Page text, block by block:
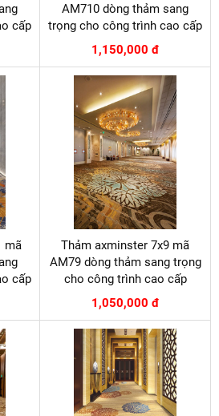
cấp
AM710 dòng thảm sang
trọng cho công trình cao cấp
1,150,000 đ
mã
cấp
Thảm axminster 7x9 mã
AM79 dòng thảm sang trọng
cho công trình cao cấp
1,050,000 đ